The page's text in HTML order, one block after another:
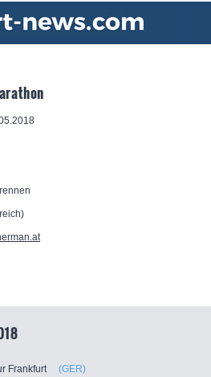
Frankfurt (GER)